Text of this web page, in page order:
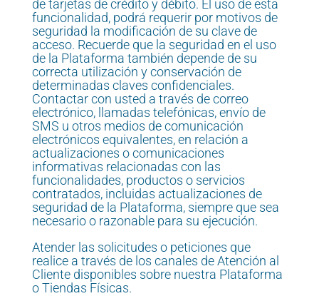
de tarjetas de crédito y débito. El uso de esta
funcionalidad, podrá requerir por motivos de
seguridad la modificación de su clave de
acceso. Recuerde que la seguridad en el uso
de la Plataforma también depende de su
correcta utilización y conservación de
determinadas claves confidenciales.
Contactar con usted a través de correo
electrónico, llamadas telefónicas, envío de
SMS u otros medios de comunicación
electrónicos equivalentes, en relación a
actualizaciones o comunicaciones
informativas relacionadas con las
funcionalidades, productos o servicios
contratados, incluidas actualizaciones de
seguridad de la Plataforma, siempre que sea
necesario o razonable para su ejecución.
Atender las solicitudes o peticiones que
realice a través de los canales de Atención al
Cliente disponibles sobre nuestra Plataforma
o Tiendas Físicas.